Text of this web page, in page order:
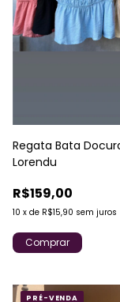
Regata Bata
Lorendu
R$159,00
10 x de R$15,90 sem juros
Comprar
PRÉ-VENDA